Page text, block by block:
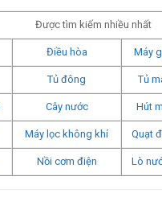
Được tìm kiếm nhiều nhất
Điều hòa Máy
Tủ đông Tủ
Cây nước Hút
Máy lọc không khí Quạt
Nồi cơm điện Lò